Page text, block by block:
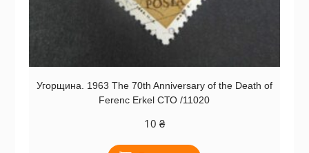
Угорщина. 1963 The 70th Anniversary of the Death of
Ferenc Erkel СТО /11020
10 ₴